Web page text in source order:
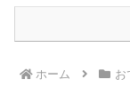
ホーム お